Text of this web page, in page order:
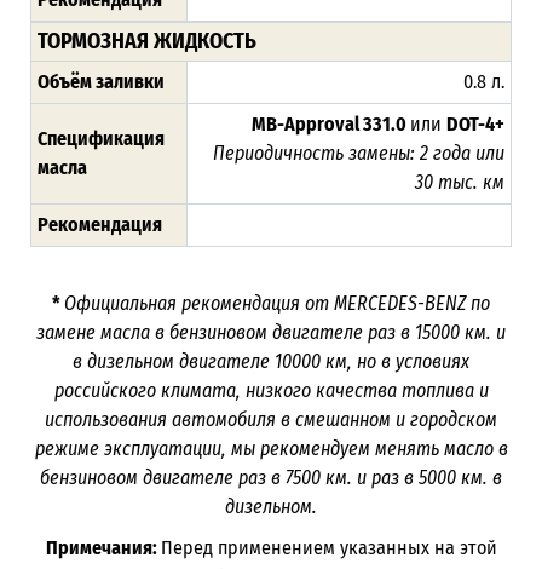
ТОРМОЗНАЯ ЖИДКОСТЬ
Объём заливки 0.8 л.
Спецификация
масла
MB-Approval 331.0 или DOT-4+
Периодичность замены: 2 года или
30 тыс. км
Рекомендация
*Официальная рекомендация от MERCEDES-BENZ по
замене масла в бензиновом двигателе раз в 15000 км. и
в дизельном двигателе 10000 км, но в условиях
российского климата, низкого качества топлива и
использования автомобиля в смешанном и городском
режиме эксплуатации, мы рекомендуем менять масло в
бензиновом двигателе раз в 7500 км. и раз в 5000 км. в
дизельном.
Примечания: Перед применением указанных на этой